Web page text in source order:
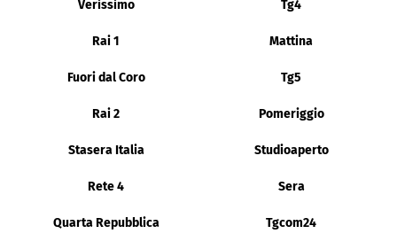
Verissimo Tg4
Rai 1 Mattina
Fuori dal Coro Tg5
Rai 2 Pomeriggio
Stasera Italia Studioaperto
Rete 4 Sera
Quarta Repubblica Tgcom24